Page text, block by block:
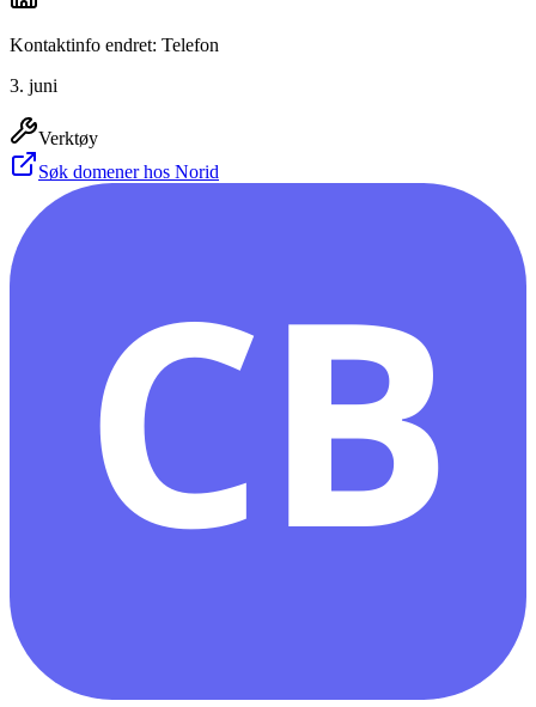
Kontaktinfo endret: Telefon
3. juni
Verktøy
Søk domener hos Norid
CB